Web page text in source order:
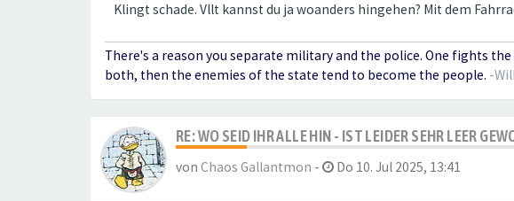
Klingt schade. Vllt kannst du ja woanders hingehen? Mit dem
There's a reason you separate military and the police. One fights
both, then the enemies of the state tend to become the people. -
RE: WO SEID IHR ALLE HIN - IST LEIDER SEHR LEER
von Chaos Gallantmon - Do 10. Jul 2025, 13:41